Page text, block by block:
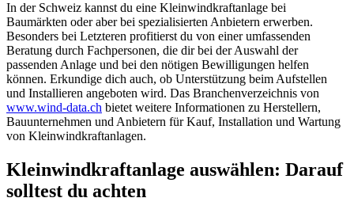
In der Schweiz kannst du eine Kleinwindkraftanlage bei
Baumärkten oder aber bei spezialisierten Anbietern erwerben.
Besonders bei Letzteren profitierst du von einer umfassenden
Beratung durch Fachpersonen, die dir bei der Auswahl der
passenden Anlage und bei den nötigen Bewilligungen helfen
können. Erkundige dich auch, ob Unterstützung beim Aufstellen
und Installieren angeboten wird. Das Branchenverzeichnis von
www.wind-data.ch bietet weitere Informationen zu Herstellern,
Bauunternehmen und Anbietern für Kauf, Installation und Wartung
von Kleinwindkraftanlagen.
Kleinwindkraftanlage auswählen: Darauf
solltest du achten